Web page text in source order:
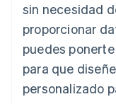
sin necesidad
proporcionar
puedes
para que
personalizado
日本語English
Letonia
English
Liechtenstein
Deutsch English
Lituania